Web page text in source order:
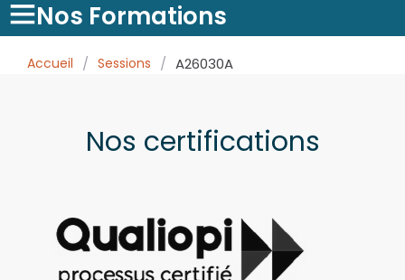
Nos Formations
Accueil / Sessions / A26030A
Nos certifications